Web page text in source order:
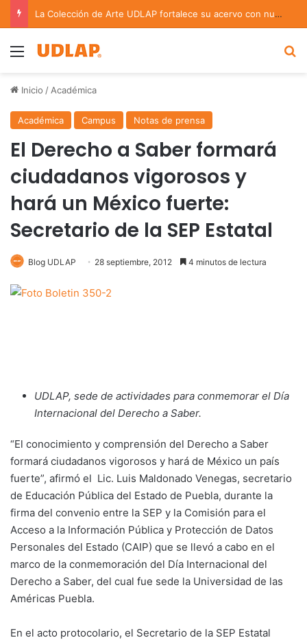
La Colección de Arte UDLAP fortalece su acervo con nuevas obras de artistas emergentes y consolidados
Menu
Inicio / Académica
Académica Campus Notas de prensa
El Derecho a Saber formará
ciudadanos vigorosos y
hará un México fuerte:
Secretario de la SEP Estatal
Blog UDLAP 28 septiembre, 2012 4 minutos de lectura
UDLAP, sede de actividades para conmemorar el Día
Internacional del Derecho a Saber.
“El conocimiento y comprensión del Derecho a Saber
formará ciudadanos vigorosos y hará de México un país
fuerte”, afirmó el Lic. Luis Maldonado Venegas, secretario
de Educación Pública del Estado de Puebla, durante la
firma del convenio entre la SEP y la Comisión para el
Acceso a la Información Pública y Protección de Datos
Personales del Estado (CAIP) que se llevó a cabo en el
marco de la conmemoración del Día Internacional del
Derecho a Saber, del cual fue sede la Universidad de las
Américas Puebla.
En el acto protocolario, el Secretario de la SEP Estatal